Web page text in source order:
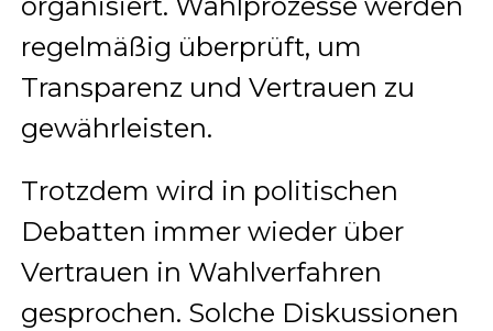
regelmäßig überprüft, um
Transparenz und Vertrauen zu
gewährleisten.
Trotzdem wird in politischen
Debatten immer wieder über
Vertrauen in Wahlverfahren
gesprochen. Solche Diskussionen